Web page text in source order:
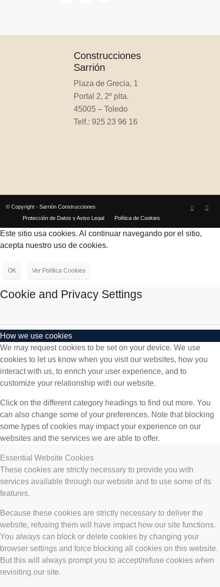
Construcciones
Sarrión
Plaza de Grecia, 1
Portal 2, 2º plta.
45005 – Toledo
Telf.: 925 23 96 16
© Copyright - Sarrión Construcciones
Protección de Datos y Aviso Legal
Política de Cookies
Este sitio usa cookies. Al continuar navegando por el sitio,
acepta nuestro uso de cookies.
OK Ver Política Cookies
Cookie and Privacy Settings
How we use cookies
We may request cookies to be set on your device. We use
cookies to let us know when you visit our websites, how you
interact with us, to enrich your user experience, and to
customize your relationship with our website.
Click on the different category headings to find out more. You
can also change some of your preferences. Note that blocking
some types of cookies may impact your experience on our
websites and the services we are able to offer.
Essential Website Cookies
These cookies are strictly necessary to provide you with
services available through our website and to use some of its
features.
Because these cookies are strictly necessary to deliver the
website, refusing them will have impact how our site functions.
You always can block or delete cookies by changing your
browser settings and force blocking all cookies on this website.
But this will always prompt you to accept/refuse cookies when
revisiting our site.